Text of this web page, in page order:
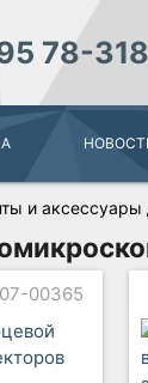
78-
и
00365